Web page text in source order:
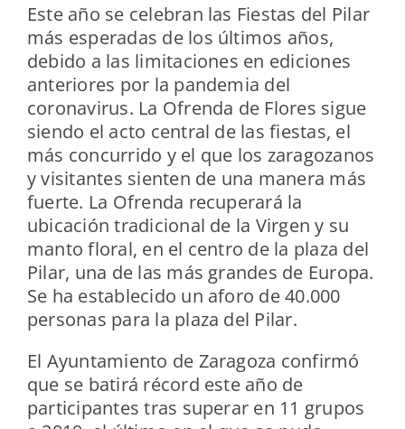
Este año se celebran las Fiestas del Pilar
más esperadas de los últimos años,
debido a las limitaciones en ediciones
anteriores por la pandemia del
coronavirus. La Ofrenda de Flores sigue
siendo el acto central de las fiestas, el
más concurrido y el que los zaragozanos
y visitantes sienten de una manera más
fuerte. La Ofrenda recuperará la
ubicación tradicional de la Virgen y su
manto floral, en el centro de la plaza del
Pilar, una de las más grandes de Europa.
Se ha establecido un aforo de 40.000
personas para la plaza del Pilar.
El Ayuntamiento de Zaragoza confirmó
que se batirá récord este año de
participantes tras superar en 11 grupos